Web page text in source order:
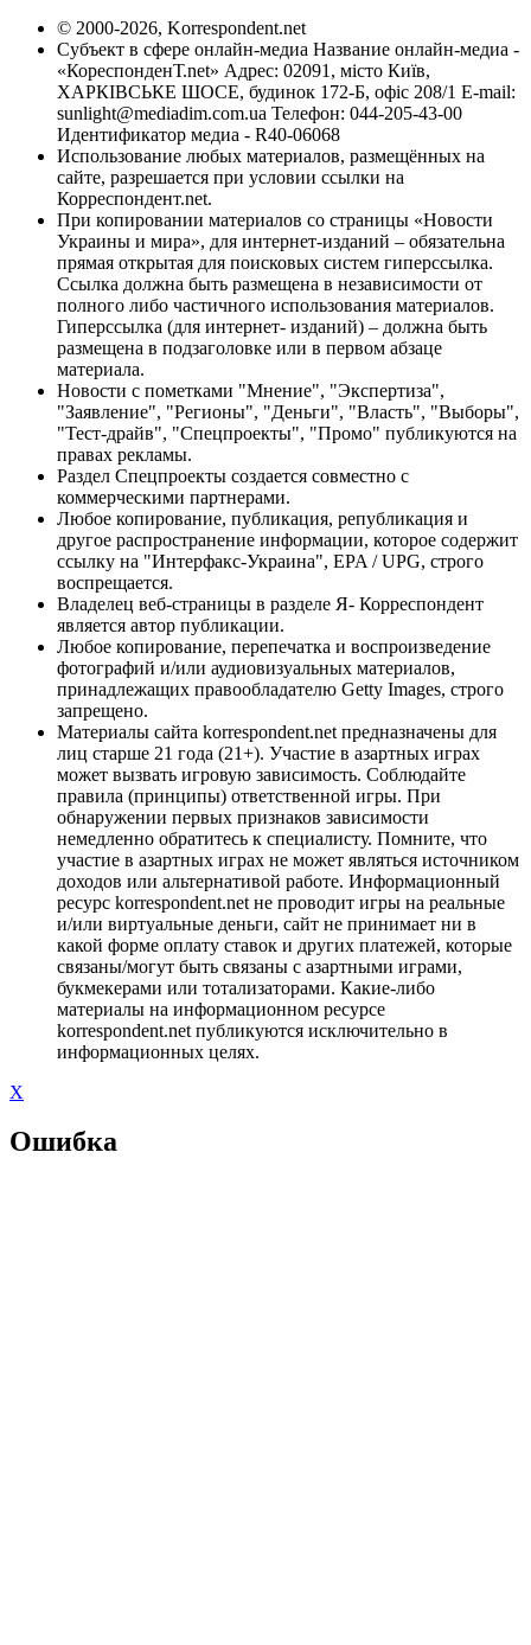
© 2000-2026, Korrespondent.net
Субъект в сфере онлайн-медиа Название онлайн-медиа -
«КореспонденТ.net» Адрес: 02091, місто Київ,
ХАРКІВСЬКЕ ШОСЕ, будинок 172-Б, офіс 208/1 E-mail:
sunlight@mediadim.com.ua Телефон: 044-205-43-00
Идентификатор медиа - R40-06068
Использование любых материалов, размещённых на
сайте, разрешается при условии ссылки на
Корреспондент.net.
При копировании материалов со страницы «Новости
Украины и мира», для интернет-изданий – обязательна
прямая открытая для поисковых систем гиперссылка.
Ссылка должна быть размещена в независимости от
полного либо частичного использования материалов.
Гиперссылка (для интернет- изданий) – должна быть
размещена в подзаголовке или в первом абзаце
материала.
Новости с пометками "Мнение", "Экспертиза",
"Заявление", "Регионы", "Деньги", "Власть", "Выборы",
"Тест-драйв", "Спецпроекты", "Промо" публикуются на
правах рекламы.
Раздел Спецпроекты создается совместно с
коммерческими партнерами.
Любое копирование, публикация, републикация и
другое распространение информации, которое содержит
ссылку на "Интерфакс-Украина", EPA / UPG, строго
воспрещается.
Владелец веб-страницы в разделе Я- Корреспондент
является автор публикации.
Любое копирование, перепечатка и воспроизведение
фотографий и/или аудиовизуальных материалов,
принадлежащих правообладателю Getty Images, строго
запрещено.
Материалы сайта korrespondent.net предназначены для
лиц старше 21 года (21+). Участие в азартных играх
может вызвать игровую зависимость. Соблюдайте
правила (принципы) ответственной игры. При
обнаружении первых признаков зависимости
немедленно обратитесь к специалисту. Помните, что
участие в азартных играх не может являться источником
доходов или альтернативой работе. Информационный
ресурс korrespondent.net не проводит игры на реальные
и/или виртуальные деньги, сайт не принимает ни в
какой форме оплату ставок и других платежей, которые
связаны/могут быть связаны с азартными играми,
букмекерами или тотализаторами. Какие-либо
материалы на информационном ресурсе
korrespondent.net публикуются исключительно в
информационных целях.
X
Ошибка